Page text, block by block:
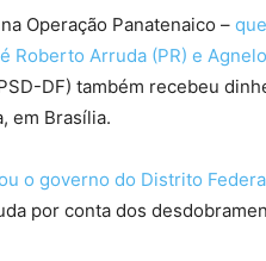
Operação Panatenaico –
Arruda (PR) e
DF) também recebeu
em Brasília.
o governo do Distrito
por conta dos